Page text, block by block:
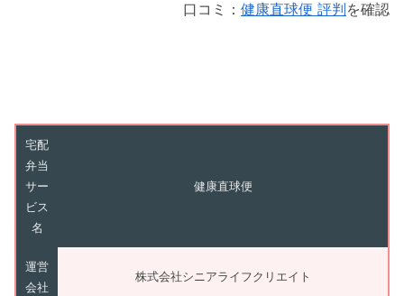
口コミ： 健康直球便 評判を確認
宅配
弁当
サー
ビス
名
健康直球便
運営
会社
株式会社シニアライフクリエイト